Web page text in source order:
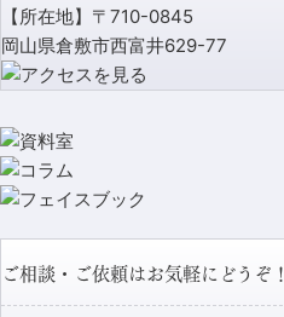
【所在地】〒710-0845
岡山県倉敷市西富井629-77
ご相談・ご依頼はお気軽にどうぞ！